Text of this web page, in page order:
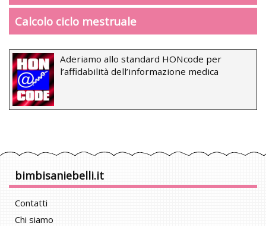
Calcolo ciclo mestruale
Aderiamo allo standard HONcode per
l’affidabilità dell’informazione medica
bimbisaniebelli.it
Contatti
Chi siamo